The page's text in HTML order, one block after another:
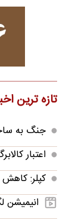
تازه ترین
جنگ به
اعتبار
کپلر: کاهش
انیمیشن